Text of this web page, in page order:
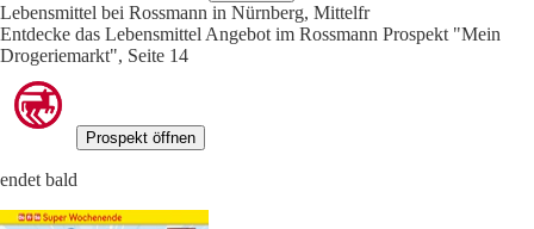
Lebensmittel bei Rossmann in Nürnberg, Mittelfr
Entdecke das Lebensmittel Angebot im Rossmann Prospekt "Mein
Drogeriemarkt", Seite 14
Prospekt öffnen
endet bald